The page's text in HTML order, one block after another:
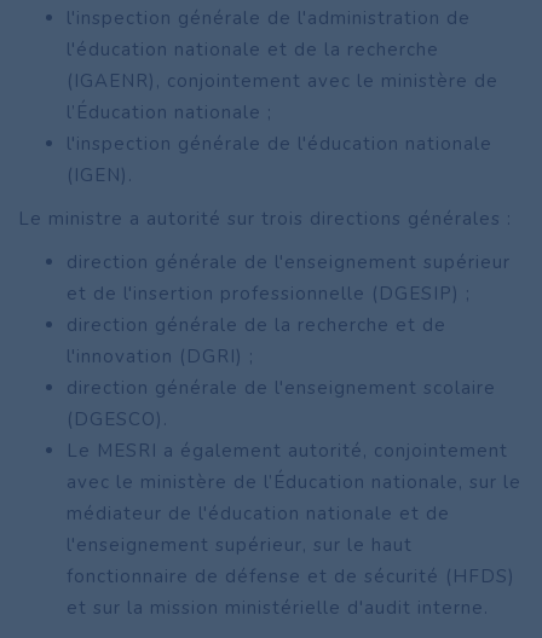
l'inspection générale de l'administration de
l'éducation nationale et de la recherche
(IGAENR), conjointement avec le ministère de
l’Éducation nationale ;
l'inspection générale de l'éducation nationale
(IGEN).
Le ministre a autorité sur trois directions générales :
direction générale de l'enseignement supérieur
et de l'insertion professionnelle (DGESIP) ;
direction générale de la recherche et de
l'innovation (DGRI) ;
direction générale de l'enseignement scolaire
(DGESCO).
Le MESRI a également autorité, conjointement
avec le ministère de l’Éducation nationale, sur le
médiateur de l'éducation nationale et de
l'enseignement supérieur, sur le haut
fonctionnaire de défense et de sécurité (HFDS)
et sur la mission ministérielle d'audit interne.